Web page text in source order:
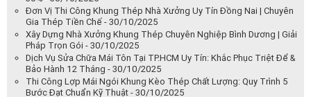
Đơn Vị Thi Công Khung Thép Nhà Xưởng Uy Tín Đồng Nai | Chuyên
Gia Thép Tiền Chế - 30/10/2025
Xây Dựng Nhà Xưởng Khung Thép Chuyên Nghiệp Bình Dương | Giải
Pháp Trọn Gói - 30/10/2025
Dịch Vụ Sửa Chữa Mái Tôn Tại TP.HCM Uy Tín: Khắc Phục Triệt Để &
Bảo Hành 12 Tháng - 30/10/2025
Thi Công Lợp Mái Ngói Khung Kèo Thép Chất Lượng: Quy Trình 5
Bước Đạt Chuẩn Kỹ Thuật - 30/10/2025